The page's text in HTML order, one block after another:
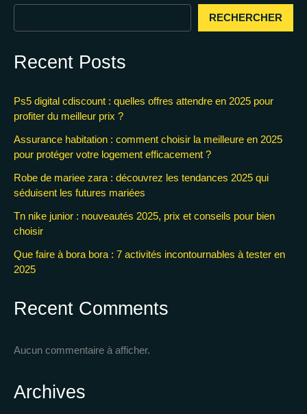
RECHERCHER
Recent Posts
Ps5 digital cdiscount : quelles offres attendre en 2025 pour
profiter du meilleur prix ?
Assurance habitation : comment choisir la meilleure en 2025
pour protéger votre logement efficacement ?
Robe de mariee zara : découvrez les tendances 2025 qui
séduisent les futures mariées
Tn nike junior : nouveautés 2025, prix et conseils pour bien
choisir
Que faire à bora bora : 7 activités incontournables à tester en
2025
Recent Comments
Aucun commentaire à afficher.
Archives